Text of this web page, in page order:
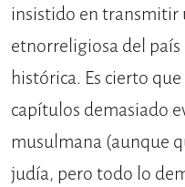
insistido en
etnorreligiosa del
histórica. Es cierto
capítulos demasiado
musulmana (aunque
judía, pero todo lo